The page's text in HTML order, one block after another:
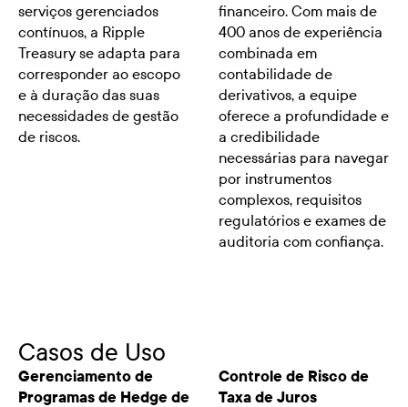
serviços gerenciados
contínuos, a Ripple
Treasury se adapta para
corresponder ao escopo
e à duração das suas
necessidades de gestão
de riscos.
financeiro. Com mais de
400 anos de experiência
combinada em
contabilidade de
derivativos, a equipe
oferece a profundidade e
a credibilidade
necessárias para navegar
por instrumentos
complexos, requisitos
regulatórios e exames de
auditoria com confiança.
Casos de Uso
Gerenciamento de
Programas de Hedge de
Controle de Risco de
Taxa de Juros